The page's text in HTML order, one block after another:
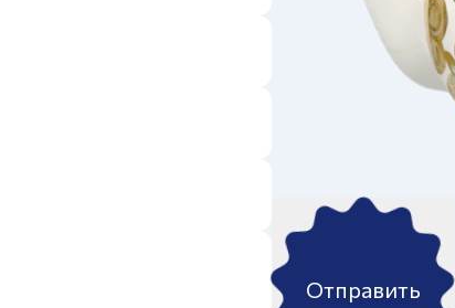
Отправить